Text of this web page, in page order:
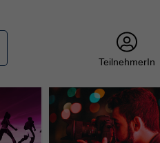
TeilnehmerIn